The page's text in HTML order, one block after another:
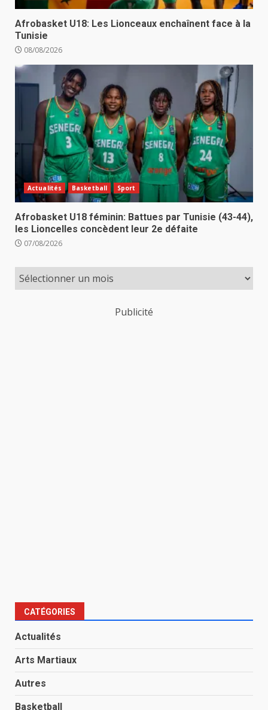
Afrobasket U18: Les Lionceaux enchaînent face à la
Tunisie
08/08/2026
Actualités Basketball Sport
Afrobasket U18 féminin: Battues par Tunisie (43-44),
les Lioncelles concèdent leur 2e défaite
07/08/2026
Publicité
CATÉGORIES
Actualités
Arts Martiaux
Autres
Basketball